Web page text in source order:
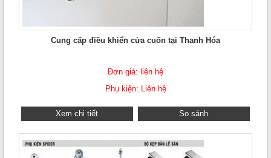
Cung cấp điều khiển cửa cuốn tại Thanh Hóa
Đơn giá: liên hệ
Phụ kiện: Liên hệ
Xem chi tiết So sánh